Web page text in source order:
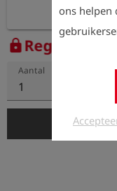
ons helpen
lockRegistreer
Aantal
1